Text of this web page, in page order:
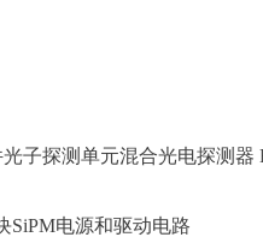
光子探测单元混合光电探测器
SiPM电源和驱动电路